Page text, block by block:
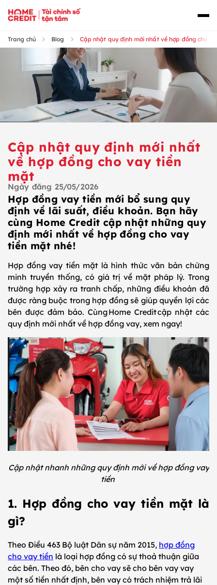
Trang chủ Blog Cập nhật quy định mới nhất về hợp đồng cho
Cập nhật quy định mới nhất
về hợp đồng cho vay tiền
mặt
Ngày đăng 25/05/2026
Hợp đồng vay tiền mới bổ sung quy
định về lãi suất, điều khoản. Bạn hãy
cùng Home Credit cập nhật những quy
định mới nhất về hợp đồng cho vay
tiền mặt nhé!
Hợp đồng vay tiền mặt là hình thức văn bản chứng
minh truyền thống, có giá trị về mặt pháp lý. Trong
trường hợp xảy ra tranh chấp, những điều khoản đã
được ràng buộc trong hợp đồng sẽ giúp quyền lợi các
bên được đảm bảo. Cùng Home Credit cập nhật các
quy định mới nhất về hợp đồng vay, xem ngay!
Cập nhật nhanh những quy định mới về hợp đồng vay
tiền
1. Hợp đồng cho vay tiền mặt là
gì?
Theo Điều 463 Bộ luật Dân sự năm 2015, hợp đồng
cho vay tiền là loại hợp đồng có sự thoả thuận giữa
các bên. Theo đó, bên cho vay sẽ cho bên vay vay
một số tiền nhất định, bên vay có trách nhiệm trả lãi